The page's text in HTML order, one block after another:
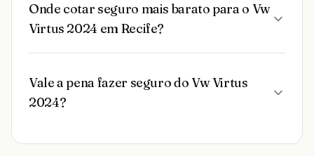
Onde cotar seguro mais barato para o Vw
Virtus 2024 em Recife?
Vale a pena fazer seguro do Vw Virtus
2024?